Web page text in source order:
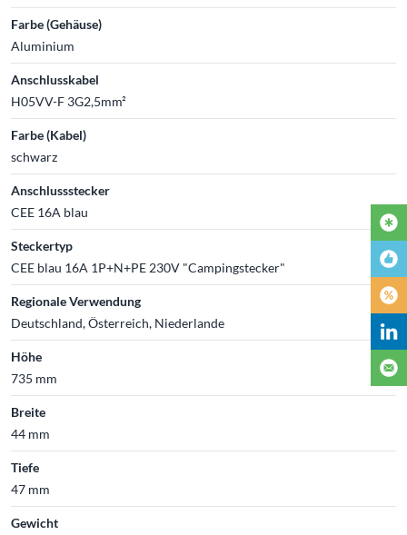
Farbe (Gehäuse)
Aluminium
Anschlusskabel
H05VV-F 3G2,5mm²
Farbe (Kabel)
schwarz
Anschlussstecker
CEE 16A blau
Steckertyp
CEE blau 16A 1P+N+PE 230V "Campingstecker"
Regionale Verwendung
Deutschland, Österreich, Niederlande
Höhe
735 mm
Breite
44 mm
Tiefe
47 mm
Gewicht